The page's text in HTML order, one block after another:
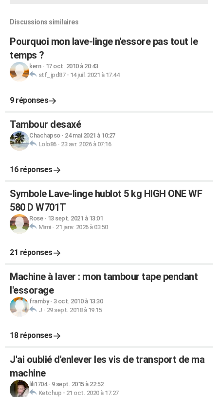
Discussions similaires
Pourquoi mon lave-linge n'essore pas tout le
temps ?
kern- 17 oct. 2010 à 20:43
stf_jpd87- 14 juil. 2021 à 17:44
9 réponses
Tambour desaxé
Chachapso- 24 mai 2021 à 10:27
Lolo86- 23 avr. 2026 à 07:16
16 réponses
Symbole Lave-linge hublot 5 kg HIGH ONE WF
580 D W701T
Rose- 13 sept. 2021 à 13:01
Mimi- 21 janv. 2026 à 03:50
21 réponses
Machine à laver : mon tambour tape pendant
l'essorage
framby- 3 oct. 2010 à 13:30
J - 29 sept. 2018 à 19:15
18 réponses
J'ai oublié d'enlever les vis de transport de ma
machine
lili1704- 9 sept. 2015 à 22:52
Ketchup - 21 oct. 2020 à 17:27